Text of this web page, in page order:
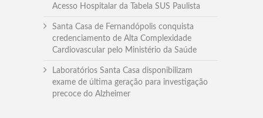
Acesso Hospitalar da Tabela SUS Paulista
Santa Casa de Fernandópolis conquista
credenciamento de Alta Complexidade
Cardiovascular pelo Ministério da Saúde
Laboratórios Santa Casa disponibilizam
exame de última geração para investigação
precoce do Alzheimer